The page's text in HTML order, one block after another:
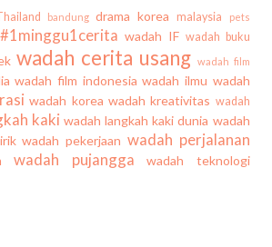
bandung drama korea malaysia pets
wadah IF wadah buku
wadah cerita usang wadah film
wadah film indonesia wadah ilmu wadah
wadah korea wadah kreativitas wadah
kaki wadah langkah kaki dunia wadah
wadah pekerjaan wadah perjalanan
wadah pujangga
wadah teknologi